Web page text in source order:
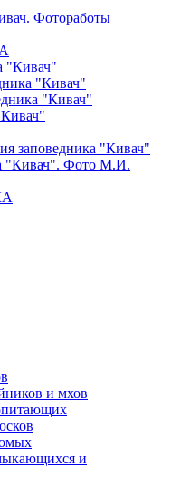
Фотоработы
"Кивач"
"Кивач"
"Кивач"
заповедника "Кивач"
"Кивач". Фото М.И.
и мхов
и